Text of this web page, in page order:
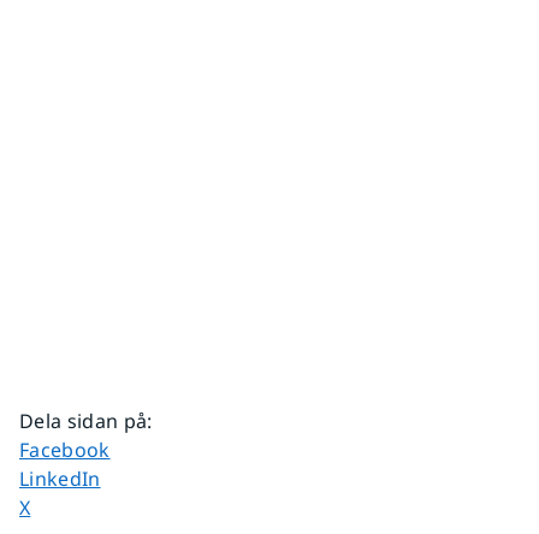
Dela sidan på:
Dela sidan på
Facebook
Dela sidan på
LinkedIn
Dela sidan på
X